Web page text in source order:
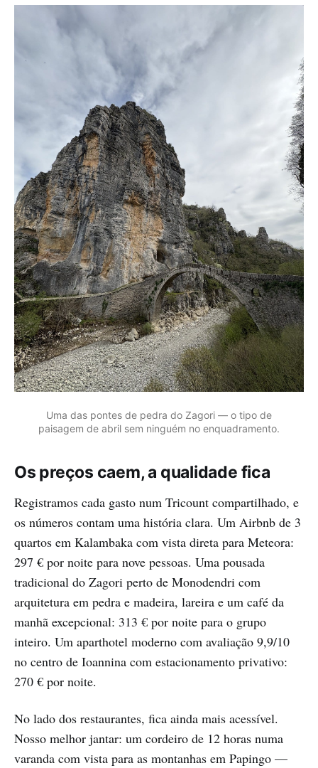
Uma das pontes de pedra do Zagori — o tipo de
paisagem de abril sem ninguém no enquadramento.
Os preços caem, a qualidade fica
Registramos cada gasto num Tricount compartilhado, e
os números contam uma história clara. Um Airbnb de 3
quartos em Kalambaka com vista direta para Meteora:
297 € por noite para nove pessoas. Uma pousada
tradicional do Zagori perto de Monodendri com
arquitetura em pedra e madeira, lareira e um café da
manhã excepcional: 313 € por noite para o grupo
inteiro. Um aparthotel moderno com avaliação 9,9/10
no centro de Ioannina com estacionamento privativo:
270 € por noite.
No lado dos restaurantes, fica ainda mais acessível.
Nosso melhor jantar: um cordeiro de 12 horas numa
varanda com vista para as montanhas em Papingo —